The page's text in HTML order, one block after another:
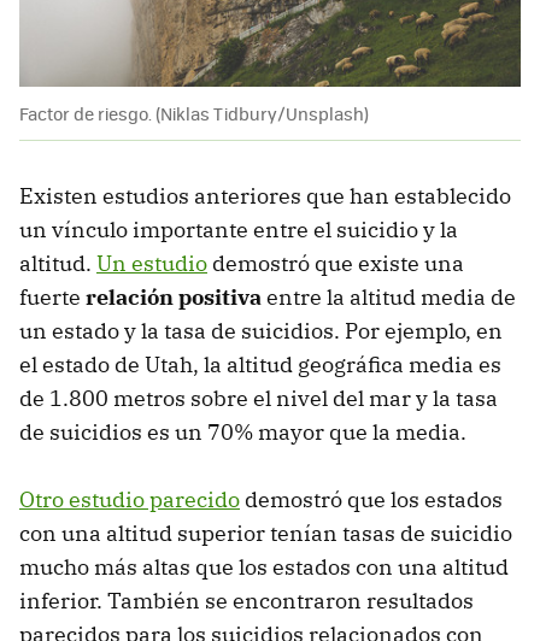
Factor de riesgo. (Niklas Tidbury/Unsplash)
Existen estudios anteriores que han establecido
un vínculo importante entre el suicidio y la
altitud. Un estudio demostró que existe una
fuerte relación positivaentre la altitud media de
un estado y la tasa de suicidios. Por ejemplo, en
el estado de Utah, la altitud geográfica media es
de 1.800 metros sobre el nivel del mar y la tasa
de suicidios es un 70% mayor que la media.
Otro estudio parecido demostró que los estados
con una altitud superior tenían tasas de suicidio
mucho más altas que los estados con una altitud
inferior. También se encontraron resultados
parecidos para los suicidios relacionados con